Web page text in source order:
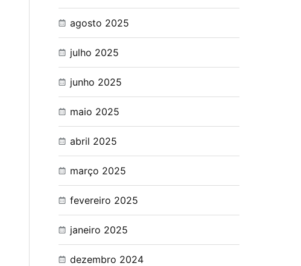
agosto 2025
julho 2025
junho 2025
maio 2025
abril 2025
março 2025
fevereiro 2025
janeiro 2025
dezembro 2024